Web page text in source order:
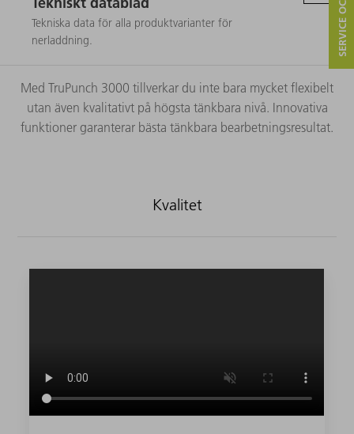
Tekniska data för alla produktvarianter för
nerladdning.
Med TruPunch 3000 tillverkar du inte bara mycket flexibelt
utan även kvalitativt på högsta tänkbara nivå. Innovativa
funktioner garanterar bästa tänkbara bearbetningsresultat.
Kvalitet